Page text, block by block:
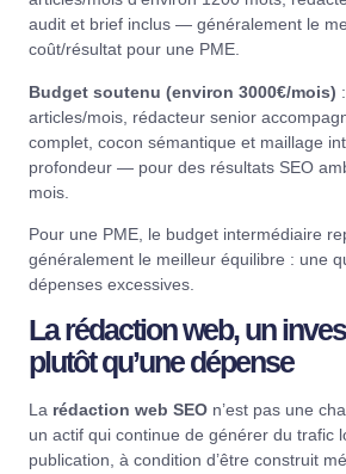
audit et brief inclus — généralement le
coût/résultat pour une PME.
Budget soutenu (environ 3000€/mois)
articles/mois, rédacteur senior
complet, cocon sémantique et maillage
profondeur — pour des résultats SEO
mois.
Pour une PME, le budget intermédiaire
généralement le meilleur équilibre : une
dépenses excessives.
La rédaction web, un
plutôt qu’une dépense
La rédaction web SEO n’est pas une
un actif qui continue de générer du trafic
publication, à condition d’être construit